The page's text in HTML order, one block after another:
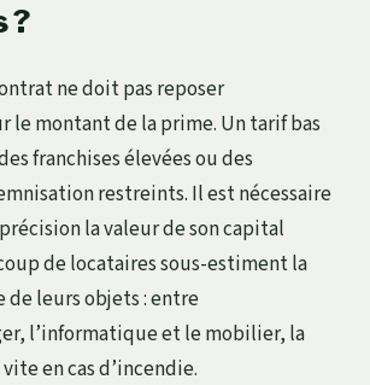
?
ne doit pas reposer
le montant de la prime. Un tarif bas
franchises élevées ou des
restreints. Il est nécessaire
la valeur de son capital
de locataires sous-estiment la
de leurs objets : entre
l’informatique et le mobilier, la
en cas d’incendie.